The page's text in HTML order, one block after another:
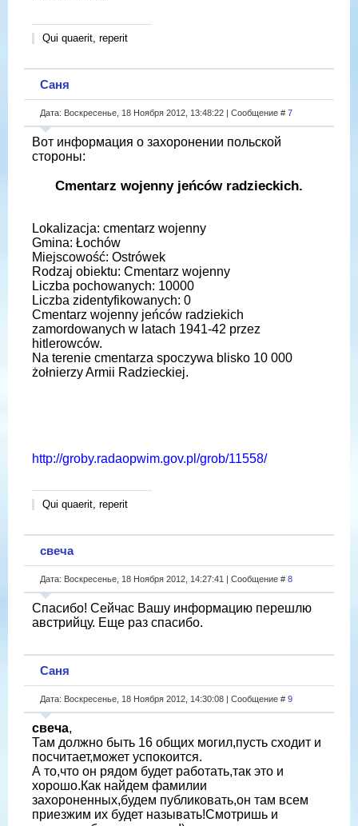
Qui quaerit, reperit
Саня
Дата: Воскресенье, 18 Ноября 2012, 13:48:22 | Сообщение # 7
Вот информация о захоронении польской
стороны:
Cmentarz wojenny jeńców radzieckich.
Lokalizacja: cmentarz wojenny
Gmina: Łochów
Miejscowość: Ostrówek
Rodzaj obiektu: Cmentarz wojenny
Liczba pochowanych: 10000
Liczba zidentyfikowanych: 0
Cmentarz wojenny jeńców radziekich
zamordowanych w latach 1941-42 przez
hitlerowców.
Na terenie cmentarza spoczywa blisko 10 000
żołnierzy Armii Radzieckiej.
http://groby.radaopwim.gov.pl/grob/11558/
Qui quaerit, reperit
свеча
Дата: Воскресенье, 18 Ноября 2012, 14:27:41 | Сообщение # 8
Спасибо! Сейчас Вашу информацию перешлю
австрийцу. Еще раз спасибо.
Саня
Дата: Воскресенье, 18 Ноября 2012, 14:30:08 | Сообщение # 9
свеча,
Там должно быть 16 общих могил,пусть сходит и
посчитает,может успокоится.
А то,что он рядом будет работать,так это и
хорошо.Как найдем фамилии
захороненных,будем публиковать,он там всем
приезжим их будет называть!Смотришь и